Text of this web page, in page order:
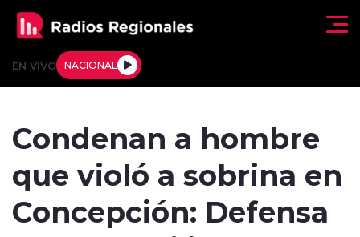
EN VIVO NACIONAL
Condenan a hombre
que violó a sobrina en
Concepción: Defensa